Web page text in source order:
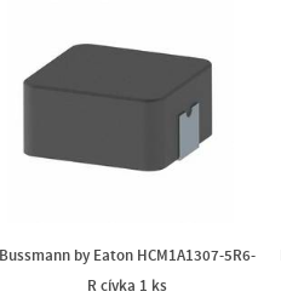
Bussmann by Eaton HCM1A1307-5R6-
R cívka 1 ks